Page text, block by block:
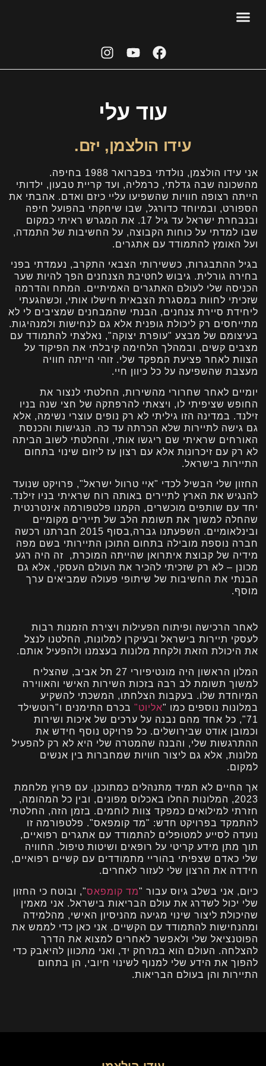
עוד עלי
עידו הולצמן, יזם.
אני עידו הולצמן, נולדתי בפברואר 1988 בחיפה.
מהשכונה שבה גדלתי, כרמליה, ועד קריית טבעון, ילדותי
הייתה רצופה חוויות שהשפיעו עליי כיזם ואדם. אהבתי את
הספורט, ובמיוחד כדורגל, שבו שיחקתי בהפועל חיפה
ובנבחרת ישראל עד גיל 17. את המגרש ראיתי כמקום
שבו למדתי על כוחות הקבוצה, על החשיבות של התמדה,
ועל האומץ להתמודד עם אתגרים.
בגיל ההתבגרות, כששירותי הצבאי התקרב, נעמדתי בפני
בחירה גורלית. גיבוש לחטיבת הצנחנים הפך להיות שער
הכניסה שלי לעולם האתגרים האמיתיים. המתח והדרמה
שזכיתי לחוות במסגרת הצבאית חישלו אותי, וכשהגעתי
ליחידת סיירת צנחנים, הבנתי שהמבחנים שמציבים לי לא
מתייחסים רק ליכולת גופנית אלא גם לנחישות ולמנהיגות.
בעיצומם של מבצע "עופרת יצוקה", נאלצתי להתמודד עם
מצבים קשים, ובמהלך הלחימה קיבלתי את הפיקוד על
הצוות לאחר פציעת המפקד שלי. זוהי הייתה חוויה
מעצבת שהשפיעה על כל כיוון חיי.
יומיים לאחר שחרורי מהשירות, החלטתי לנצור את
החופש שציפיתי לו, ויצאתי להרפתקה של חצי שנה בניו
זילנד. במדינה הזו גיליתי לא רק נופים עוצרי נשימה, אלא
גם גישה לתיירות שלא הכרתה עד כה. הנגישות והכנסת
האורחים שראיתי שם ריגשו אותי, והחלטתי לשוב הביתה
לא רק עם זיכרונות אלא עם רצון עז ליזום שינוי בתחום
התיירות בישראל.
החזון שלי הבשיל לכדי "איי טרוול ישראל", פרויקט שנועד
להנגיש את הארץ לתיירים באותה רוח שראיתי בניו זילנד.
יחד עם שותפים מוכשרים, הקמנו פלטפורמה אינטרנטית
שהחלה למשוך את תשומת הלב של תיירים מקומיים
ובינלאומיים. השפעתנו גברה,בסוף 2015 חברתנו רכשה
חברה נוספת מובילה בתחום התוכן התיירותי בשם מפה
מידיה של קבוצת איתרואן שהייתה המוכרת, זה היה רגע
מכונן – לא רק שזכיתי להכיר את העולם העסקי, אלא גם
הבנתי את החשיבות של שיתופי פעולה שמביאים ערך
מוסף.
לאחר הרכישה ופיתוח הפעילות ויצירת הזמנות רבות
לעסקי תיירות בישראל ובעיקרן למלונות, החלטנו לנצל
את היכולת הזאת ולקחת מלונות בעצמנו ולהפעיל אותם.
המלון הראשון היה מונטיפיורי 27 תל אביב, שהצליח
למשוך תשומת לב רבה בזכות השירות האישי והאווירה
המיוחדת שלו. בעקבות הצלחתו, המשכתי להשקיע
במלונות נוספים כמו "אליוט" בכרם התימנים ו"רוטשילד
71", כל אחד מהם נבנה על ערכים של איכות ושירות
וכמובן אודט שבירושלים. כל פרויקט נוסף חידש את
ההתרגשות שלי, והבנה שהמטרה שלי היא לא רק להפעיל
מלונות, אלא גם ליצור חוויות שמחברות בין אנשים
למקום.
אך החיים לא תמיד מתנהלים כמתוכנן. עם פרוץ מלחמת
2023, המלונות החלו באכלוס מפונים, ובין כל המהומה,
חזרתי למילואים כמפקד צוות לוחמים. בזמן הזה, החלטתי
להתמקד בפרויקט חדש: "מד קומפאס". פלטפורמה זו
נועדה לסייע למטופלים להתמודד עם אתגרים רפואיים,
תוך מתן מידע קריטי על רופאים ושיטות טיפול. החוויה
שלי כאדם שצפיתי בהוריי מתמודדים עם קשיים רפואיים,
חידדה את הרצון שלי לעזור לאחרים.
כיום, אני בשלב גיוס עבור "מד קומפאס", ובוטח כי החזון
שלי יכול לשדרג את עולם הבריאות בישראל. אני מאמין
שהיכולת ליצור שינוי מגיעה מהניסיון האישי, מהלמידה
ומהנחישות להתמודד עם הקשיים. אני כאן כדי לממש את
הפוטנציאל שלי ולאפשר לאחרים למצוא את הדרך
להצלחה. העולם הוא במרחק יד, ואני מתכוון להיאבק כדי
להפוך את הידע שלי למנוף לשינוי חיובי, הן בתחום
התיירות והן בעולם הבריאות.